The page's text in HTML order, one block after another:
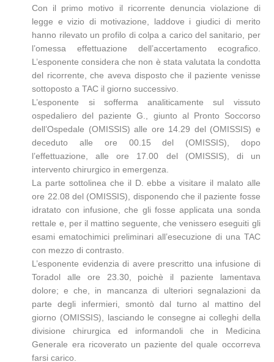
Con il primo motivo il ricorrente denuncia violazione di
legge e vizio di motivazione, laddove i giudici di merito
hanno rilevato un profilo di colpa a carico del sanitario, per
l’omessa effettuazione dell’accertamento ecografico.
L’esponente considera che non è stata valutata la condotta
del ricorrente, che aveva disposto che il paziente venisse
sottoposto a TAC il giorno successivo.
L’esponente si sofferma analiticamente sul vissuto
ospedaliero del paziente G., giunto al Pronto Soccorso
dell’Ospedale (OMISSIS) alle ore 14.29 del (OMISSIS) e
deceduto alle ore 00.15 del (OMISSIS), dopo
l’effettuazione, alle ore 17.00 del (OMISSIS), di un
intervento chirurgico in emergenza.
La parte sottolinea che il D. ebbe a visitare il malato alle
ore 22.08 del (OMISSIS), disponendo che il paziente fosse
idratato con infusione, che gli fosse applicata una sonda
rettale e, per il mattino seguente, che venissero eseguiti gli
esami ematochimici preliminari all’esecuzione di una TAC
con mezzo di contrasto.
L’esponente evidenzia di avere prescritto una infusione di
Toradol alle ore 23.30, poichè il paziente lamentava
dolore; e che, in mancanza di ulteriori segnalazioni da
parte degli infermieri, smontò dal turno al mattino del
giorno (OMISSIS), lasciando le consegne ai colleghi della
divisione chirurgica ed informandoli che in Medicina
Generale era ricoverato un paziente del quale occorreva
farsi carico.